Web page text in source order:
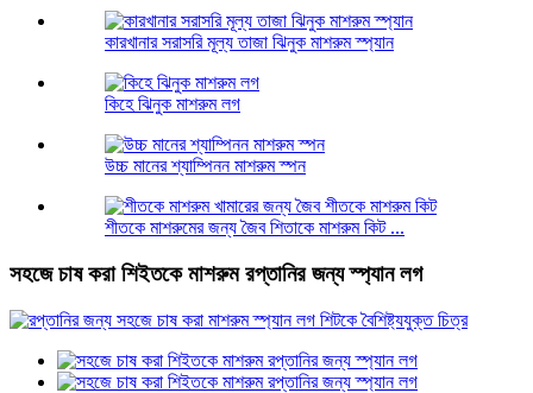
কারখানার সরাসরি মূল্য তাজা ঝিনুক মাশরুম স্প্যান
কিহে ঝিনুক মাশরুম লগ
উচ্চ মানের শ্যাম্পিনন মাশরুম স্পন
শীতকে মাশরুমের জন্য জৈব শিতাকে মাশরুম কিট ...
সহজে চাষ করা শিইতকে মাশরুম রপ্তানির জন্য স্প্যান লগ